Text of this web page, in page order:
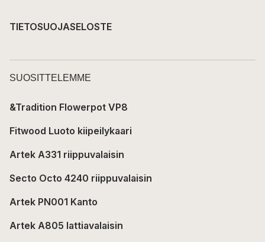
TIETOSUOJASELOSTE
SUOSITTELEMME
&Tradition Flowerpot VP8
Fitwood Luoto kiipeilykaari
Artek A331 riippuvalaisin
Secto Octo 4240 riippuvalaisin
Artek PN001 Kanto
Artek A805 lattiavalaisin